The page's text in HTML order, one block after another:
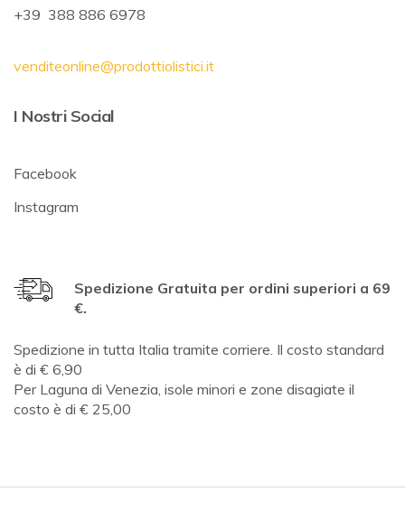
+39 388 886 6978
venditeonline@prodottiolistici.it
I Nostri Social
Facebook
Instagram
Spedizione Gratuita per ordini superiori a 69
€.
Spedizione in tutta Italia tramite corriere. Il costo standard
è di € 6,90
Per Laguna di Venezia, isole minori e zone disagiate il
costo è di € 25,00